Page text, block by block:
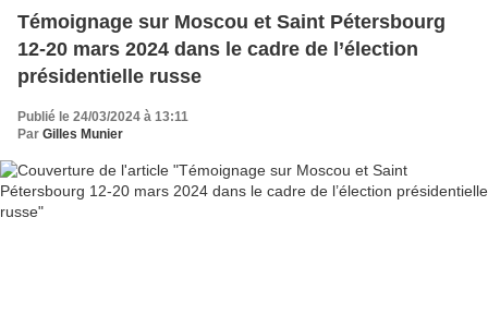
Témoignage sur Moscou et Saint Pétersbourg
12-20 mars 2024 dans le cadre de l’élection
présidentielle russe
Publié le 24/03/2024 à 13:11
Par Gilles Munier